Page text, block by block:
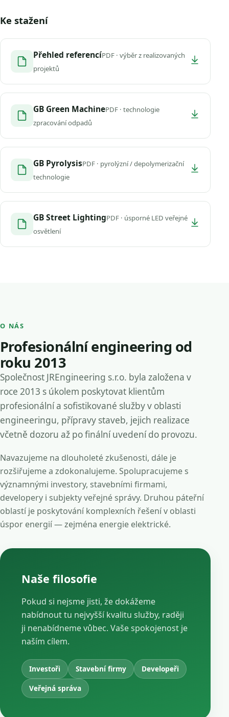
Ke stažení
Přehled referencíPDF · výběr z realizovaných
projektů
GB Green MachinePDF · technologie
zpracování odpadů
GB PyrolysisPDF · pyrolýzní / depolymerizační
technologie
GB Street LightingPDF · úsporné LED veřejné
osvětlení
O NÁS
Profesionální engineering od
roku 2013
Společnost JREngineering s.r.o. byla založena v
roce 2013 s úkolem poskytovat klientům
profesionální a sofistikované služby v oblasti
engineeringu, přípravy staveb, jejich realizace
včetně dozoru až po finální uvedení do provozu.
Navazujeme na dlouholeté zkušenosti, dále je
rozšiřujeme a zdokonalujeme. Spolupracujeme s
významnými investory, stavebními firmami,
developery i subjekty veřejné správy. Druhou páteřní
oblastí je poskytování komplexních řešení v oblasti
úspor energií — zejména energie elektrické.
Naše filosofie
Pokud si nejsme jisti, že dokážeme
nabídnout tu nejvyšší kvalitu služby, raději
ji nenabídneme vůbec. Vaše spokojenost je
naším cílem.
Investoři Stavební firmy
Developeři
Veřejná správa